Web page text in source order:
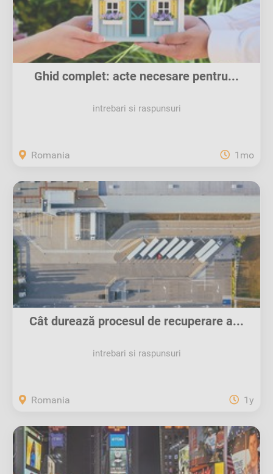
Ghid complet: acte necesare pentru...
intrebari si raspunsuri
Romania 1mo
Cât durează procesul de recuperare a...
intrebari si raspunsuri
Romania 1y